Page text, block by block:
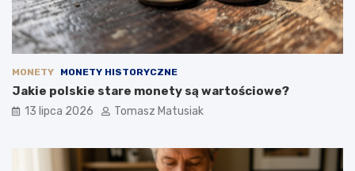
MONETY MONETY HISTORYCZNE
Jakie polskie stare monety są wartościowe?
13 lipca 2026 Tomasz Matusiak